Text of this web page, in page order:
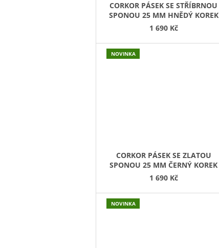
CORKOR PÁSEK SE STŘÍBRNOU
SPONOU 25 MM HNĚDÝ KOREK
1 690 Kč
NOVINKA
CORKOR PÁSEK SE ZLATOU
SPONOU 25 MM ČERNÝ KOREK
1 690 Kč
NOVINKA